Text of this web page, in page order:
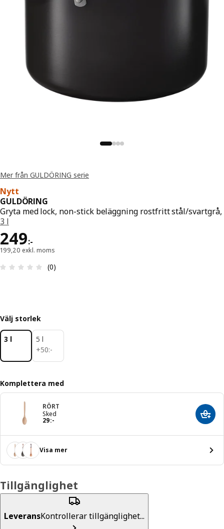
Mer från GULDÖRING serie
Nytt
GULDÖRING
Gryta med lock, non-stick beläggning rostfritt stål/svartgrå,
3 l
249:-
Pris 249:-
199,20 exkl. moms
Recension: 0 utav 5 stjärnor. Totalt antal
(0)
Välj storlek
3 l
5 l
+50:-
50:-
Komplettera med
RÖRT
Sked
29:-
Pris 29:- Lägg
Visa mer
Tillgänglighet
LeveransKontrollerar tillgänglighet...